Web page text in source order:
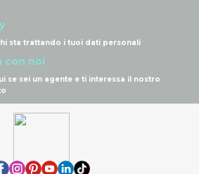
sta trattando i tuoi dati personali
con noi
se sei un agente e ti interessa il nostro